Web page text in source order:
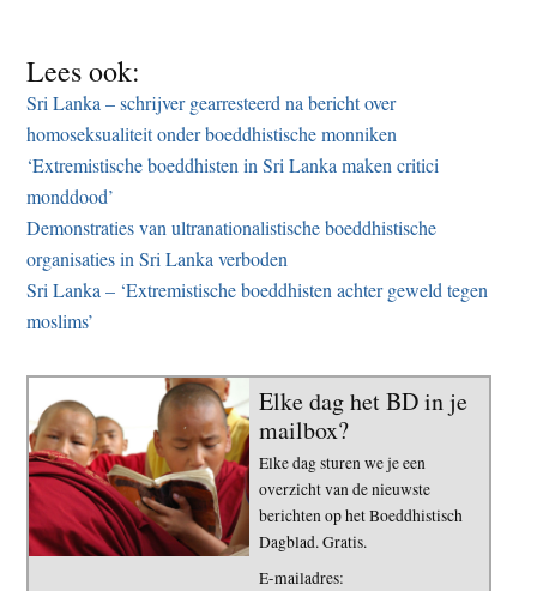
Lees ook:
Sri Lanka – schrijver gearresteerd na bericht over
homoseksualiteit onder boeddhistische monniken
‘Extremistische boeddhisten in Sri Lanka maken critici
monddood’
Demonstraties van ultranationalistische boeddhistische
organisaties in Sri Lanka verboden
Sri Lanka – ‘Extremistische boeddhisten achter geweld tegen
moslims’
Elke dag het BD in je
mailbox?
Elke dag sturen we je een
overzicht van de nieuwste
berichten op het Boeddhistisch
Dagblad. Gratis.
E-mailadres: